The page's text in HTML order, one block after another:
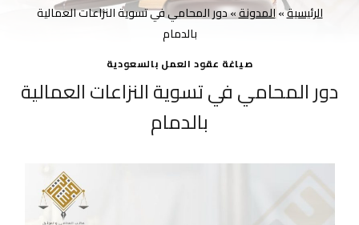
الرئيسية»المدونة»دور المحامي في تسوية النزاعات العمالية
بالدمام
صياغة عقود العمل بالسعودية
دور المحامي في تسوية النزاعات العمالية
بالدمام